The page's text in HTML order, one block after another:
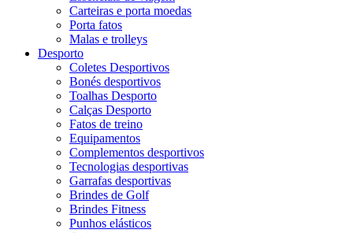
Carteiras e porta moedas
Porta fatos
Malas e trolleys
Desporto
Coletes Desportivos
Bonés desportivos
Toalhas Desporto
Calças Desporto
Fatos de treino
Equipamentos
Complementos desportivos
Tecnologias desportivas
Garrafas desportivas
Brindes de Golf
Brindes Fitness
Punhos elásticos